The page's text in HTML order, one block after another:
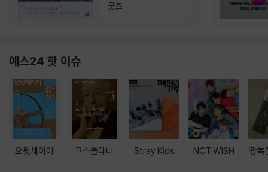
굿즈
예스24 핫 이슈
오뒷세이아 코스톨라니 Stray Kids NCT WISH 광복